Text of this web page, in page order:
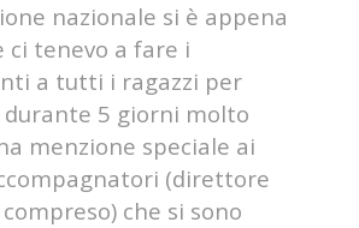
nazionale si è appena
ci tenevo a fare i
a tutti i ragazzi per
durante 5 giorni molto
menzione speciale ai
(direttore
che si sono